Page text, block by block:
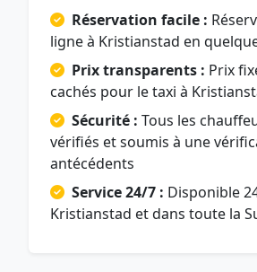
Réservation facile :
ligne à Kristianstad en
Prix transparents : Prix
cachés pour le taxi à
Sécurité : Tous les
vérifiés et soumis à une
antécédents
Service 24/7 : Disponible
Kristianstad et dans toute la